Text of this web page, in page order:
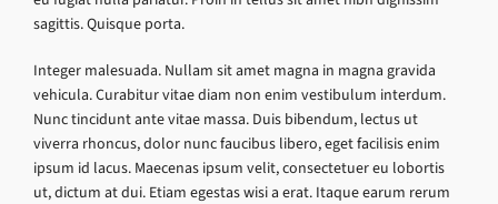
sagittis. Quisque porta.
Integer malesuada. Nullam sit amet magna in magna gravida
vehicula. Curabitur vitae diam non enim vestibulum interdum.
Nunc tincidunt ante vitae massa. Duis bibendum, lectus ut
viverra rhoncus, dolor nunc faucibus libero, eget facilisis enim
ipsum id lacus. Maecenas ipsum velit, consectetuer eu lobortis
ut, dictum at dui. Etiam egestas wisi a erat. Itaque earum rerum